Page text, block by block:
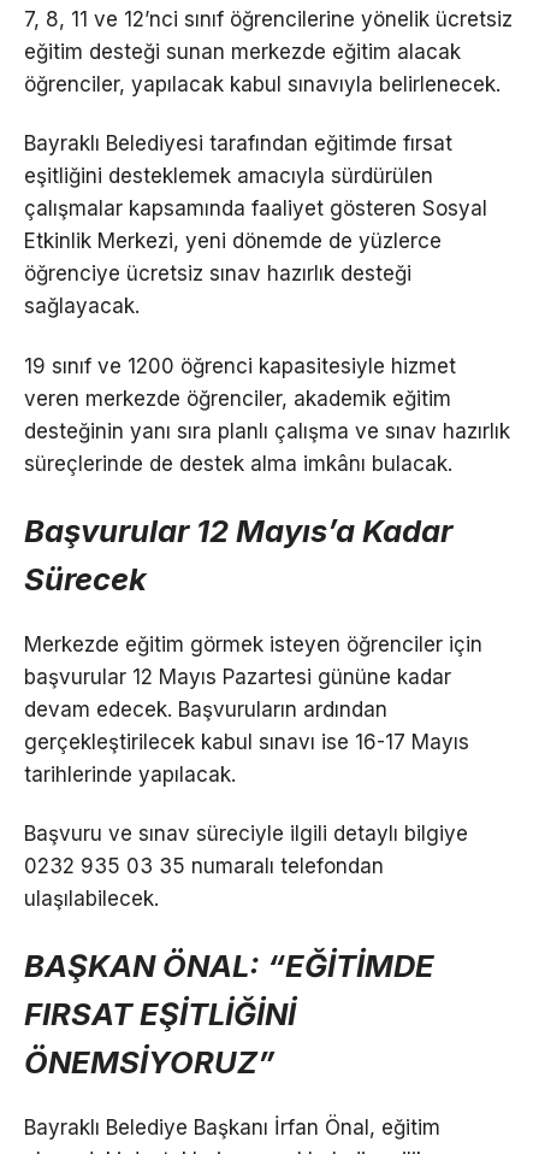
7, 8, 11 ve 12’nci sınıf öğrencilerine yönelik ücretsiz
eğitim desteği sunan merkezde eğitim alacak
öğrenciler, yapılacak kabul sınavıyla belirlenecek.
Bayraklı Belediyesi tarafından eğitimde fırsat
eşitliğini desteklemek amacıyla sürdürülen
çalışmalar kapsamında faaliyet gösteren Sosyal
Etkinlik Merkezi, yeni dönemde de yüzlerce
öğrenciye ücretsiz sınav hazırlık desteği
sağlayacak.
19 sınıf ve 1200 öğrenci kapasitesiyle hizmet
veren merkezde öğrenciler, akademik eğitim
desteğinin yanı sıra planlı çalışma ve sınav hazırlık
süreçlerinde de destek alma imkânı bulacak.
Başvurular 12 Mayıs’a Kadar
Sürecek
Merkezde eğitim görmek isteyen öğrenciler için
başvurular 12 Mayıs Pazartesi gününe kadar
devam edecek. Başvuruların ardından
gerçekleştirilecek kabul sınavı ise 16-17 Mayıs
tarihlerinde yapılacak.
Başvuru ve sınav süreciyle ilgili detaylı bilgiye
0232 935 03 35 numaralı telefondan
ulaşılabilecek.
BAŞKAN ÖNAL: “EĞİTİMDE
FIRSAT EŞİTLİĞİNİ
ÖNEMSİYORUZ”
Bayraklı Belediye Başkanı İrfan Önal, eğitim